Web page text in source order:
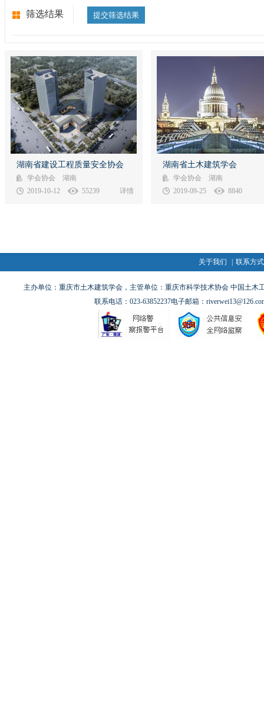
筛选结果 提交筛选结果
湖南省建设工程质量安全协会成立于
2000年，经省民政厅批准成立，具有
独立法人资格的非营利性社会组织，
湖南省建设工程质量安全协会
学会协会 湖南
2019-10-12
55239 详情
湖南省土木建筑学会是由湖南省
木建筑科学技术工作者和相关单
愿组成具有社会公益性质的学术
湖南省土木建筑学会
学会协会 湖南
2019-09-25
8840
关于我们 联系方式
主办单位：重庆市土木建筑学会，主管单位：重庆市科学技术协会 中国土
联系电话：023-63852237电子邮箱：